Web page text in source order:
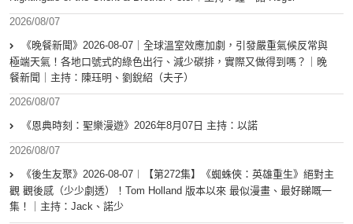
2026/08/07
《晚餐新聞》2026-08-07｜全球溫室效應加劇，引發嚴重氣候反常與
極端天氣！各地口號式的綠色出行、減少碳排，實際又做得到嗎？｜晚
餐新聞｜主持：陳珏明、劉銳紹（夫子）
2026/08/07
《恩典時刻：聖樂漫遊》2026年8月07日 主持：以諾
2026/08/07
《後生友聚》2026-08-07︱【第272集】《蜘蛛俠：英雄重生》絕對主
觀 觀後感（少少劇透）！Tom Holland 版本以來 最似漫畫、最好睇嘅一
集！｜主持：Jack、諾少